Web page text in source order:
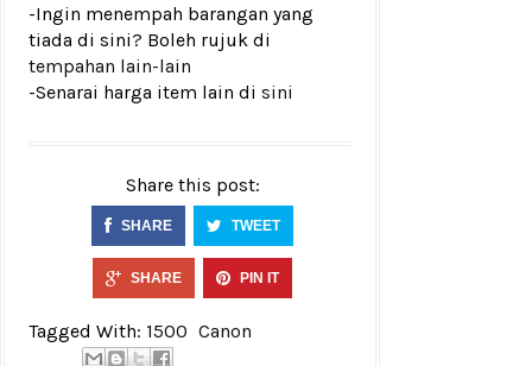
-Ingin menempah barangan yang
tiada di sini? Boleh rujuk di
tempahan lain-lain
-Senarai harga item lain di sini
Share this post:
SHARE TWEET
SHARE PIN IT
Tagged With: 1500 Canon